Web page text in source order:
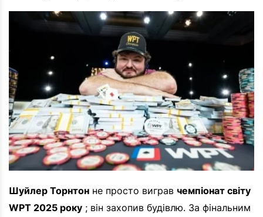
Шуйлер Торнтон не просто виграв чемпіонат світу
WPT 2025 року ; він захопив будівлю. За фінальним